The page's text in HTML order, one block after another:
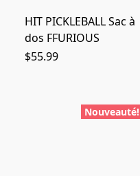
HIT PICKLEBALL Sac à
dos FFURIOUS
$55.99
Nouveauté!